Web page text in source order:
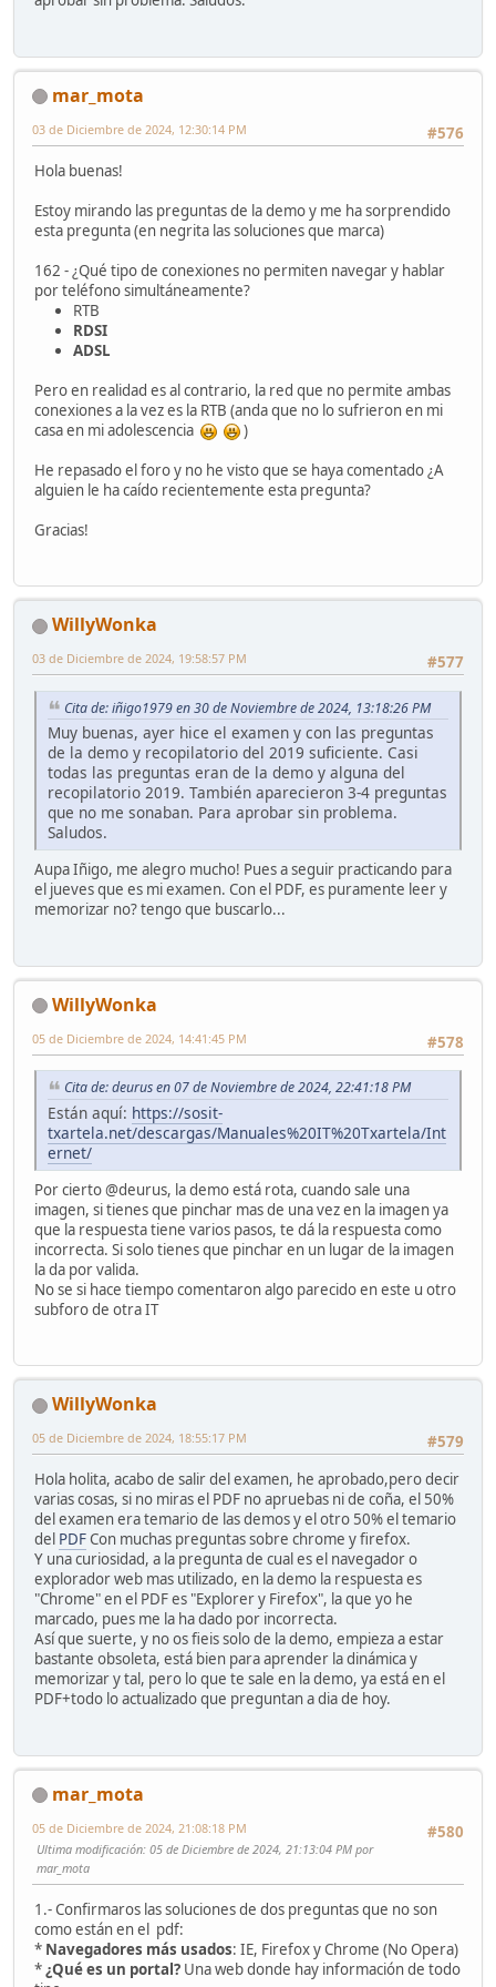
mar_mota
#576
03 de Diciembre de 2024, 12:30:14 PM
Hola buenas!
Estoy mirando las preguntas de la demo y me ha sorprendido
esta pregunta (en negrita las soluciones que marca)
162 - ¿Qué tipo de conexiones no permiten navegar y hablar
por teléfono simultáneamente?
RTB
RDSI
ADSL
Pero en realidad es al contrario, la red que no permite ambas
conexiones a la vez es la RTB (anda que no lo sufrieron en mi
casa en mi adolescencia
)
He repasado el foro y no he visto que se haya comentado ¿A
alguien le ha caído recientemente esta pregunta?
Gracias!
WillyWonka
#577
03 de Diciembre de 2024, 19:58:57 PM
Cita de: iñigo1979 en 30 de Noviembre de 2024, 13:18:26 PM
Muy buenas, ayer hice el examen y con las preguntas
de la demo y recopilatorio del 2019 suficiente. Casi
todas las preguntas eran de la demo y alguna del
recopilatorio 2019. También aparecieron 3-4 preguntas
que no me sonaban. Para aprobar sin problema.
Saludos.
Aupa Iñigo, me alegro mucho! Pues a seguir practicando para
el jueves que es mi examen. Con el PDF, es puramente leer y
memorizar no? tengo que buscarlo...
WillyWonka
#578
05 de Diciembre de 2024, 14:41:45 PM
Cita de: deurus en 07 de Noviembre de 2024, 22:41:18 PM
Están aquí: https://sosit-
txartela.net/descargas/Manuales%20IT%20Txartela/Int
ernet/
Por cierto @deurus, la demo está rota, cuando sale una
imagen, si tienes que pinchar mas de una vez en la imagen ya
que la respuesta tiene varios pasos, te dá la respuesta como
incorrecta. Si solo tienes que pinchar en un lugar de la imagen
la da por valida.
No se si hace tiempo comentaron algo parecido en este u otro
subforo de otra IT
WillyWonka
#579
05 de Diciembre de 2024, 18:55:17 PM
Hola holita, acabo de salir del examen, he aprobado,pero decir
varias cosas, si no miras el PDF no apruebas ni de coña, el 50%
del examen era temario de las demos y el otro 50% el temario
del PDFCon muchas preguntas sobre chrome y firefox.
Y una curiosidad, a la pregunta de cual es el navegador o
explorador web mas utilizado, en la demo la respuesta es
"Chrome" en el PDF es "Explorer y Firefox", la que yo he
marcado, pues me la ha dado por incorrecta.
Así que suerte, y no os fieis solo de la demo, empieza a estar
bastante obsoleta, está bien para aprender la dinámica y
memorizar y tal, pero lo que te sale en la demo, ya está en el
PDF+todo lo actualizado que preguntan a dia de hoy.
mar_mota
#580
05 de Diciembre de 2024, 21:08:18 PM
Ultima modificación: 05 de Diciembre de 2024, 21:13:04 PM por
mar_mota
1.- Confirmaros las soluciones de dos preguntas que no son
como están en el pdf:
* Navegadores más usados: IE, Firefox y Chrome (No Opera)
*¿Qué es un portal? Una web donde hay información de todo